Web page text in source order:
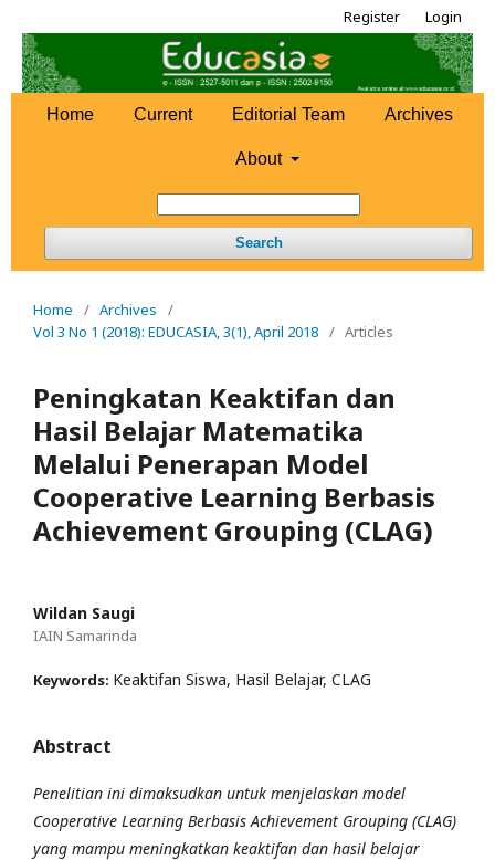
Home Current Editorial Team Archives
About
Search
Register Login
Home / Archives
/
Vol 3 No 1 (2018): EDUCASIA, 3(1), April 2018 / Articles
Peningkatan Keaktifan dan
Hasil Belajar Matematika
Melalui Penerapan Model
Cooperative Learning Berbasis
Achievement Grouping (CLAG)
Wildan Saugi
IAIN Samarinda
Keywords: Keaktifan Siswa, Hasil Belajar, CLAG
Abstract
Penelitian ini dimaksudkan untuk menjelaskan model
Cooperative Learning Berbasis Achievement Grouping (CLAG)
yang mampu meningkatkan keaktifan dan hasil belajar